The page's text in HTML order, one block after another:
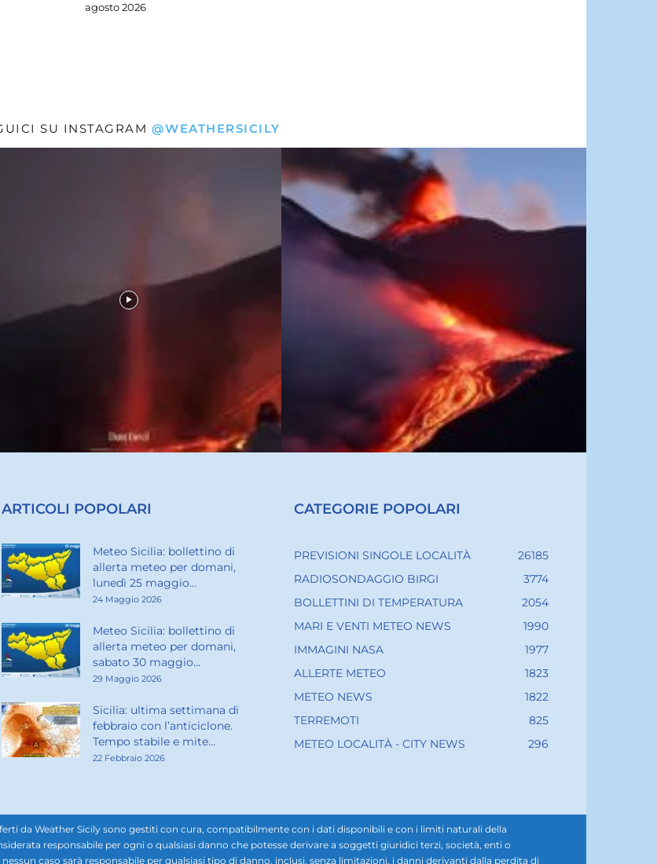
agosto 2026
SU INSTAGRAM @WEATHERSICILY
ARTICOLI POPOLARI
Meteo Sicilia: bollettino di
allerta meteo per domani,
lunedì 25 maggio...
24 Maggio 2026
Meteo Sicilia: bollettino di
allerta meteo per domani,
sabato 30 maggio...
29 Maggio 2026
Sicilia: ultima settimana di
febbraio con l’anticiclone.
Tempo stabile e mite...
22 Febbraio 2026
CATEGORIE POPOLARI
PREVISIONI SINGOLE LOCALITÀ
26185
RADIOSONDAGGIO BIRGI
3774
BOLLETTINI DI TEMPERATURA
2054
MARI E VENTI METEO NEWS
1990
IMMAGINI NASA
1977
ALLERTE METEO
1823
METEO NEWS
1822
TERREMOTI
825
METEO LOCALITÀ - CITY NEWS
296
da Weather Sicily sono gestiti con cura, compatibilmente con i dati disponibili e con i limiti naturali della
responsabile per ogni o qualsiasi danno che potesse derivare a soggetti giuridici terzi, società, enti o
caso sarà responsabile per qualsiasi tipo di danno, inclusi, senza limitazioni, i danni derivanti dalla perdita di